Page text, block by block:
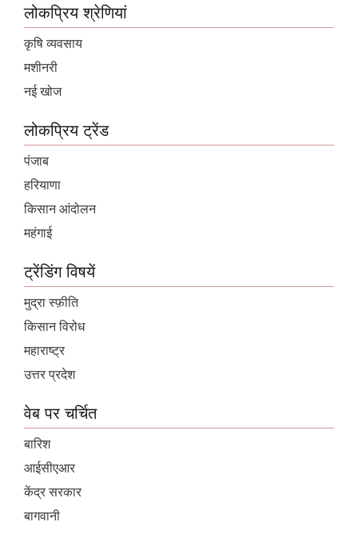
लोकप्रिय श्रेणियां
कृषि व्यवसाय
मशीनरी
नई खोज
लोकप्रिय ट्रेंड
पंजाब
हरियाणा
किसान आंदोलन
महंगाई
ट्रेंडिंग विषयें
मुद्रा स्फ़ीति
किसान विरोध
महाराष्ट्र
उत्तर प्रदेश
वेब पर चर्चित
बारिश
आईसीएआर
केंद्र सरकार
बागवानी